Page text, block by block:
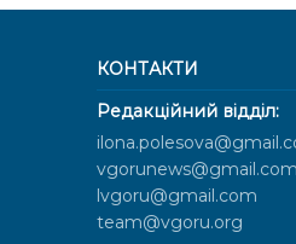
КОНТАКТИ
Редакційний відділ:
vgorunews@gmail.com
lvgoru@gmail.com
team@vgoru.org